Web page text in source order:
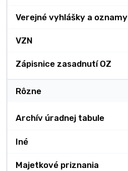
Verejné vyhlášky a oznamy
VZN
Zápisnice zasadnutí OZ
Rôzne
Archív úradnej tabule
Iné
Majetkové priznania